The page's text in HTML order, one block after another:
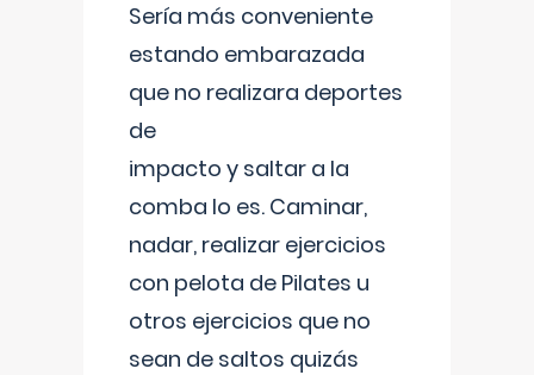
Sería más conveniente
estando embarazada
que no realizara deportes
de
impacto y saltar a la
comba lo es. Caminar,
nadar, realizar ejercicios
con pelota de Pilates u
otros ejercicios que no
sean de saltos quizás